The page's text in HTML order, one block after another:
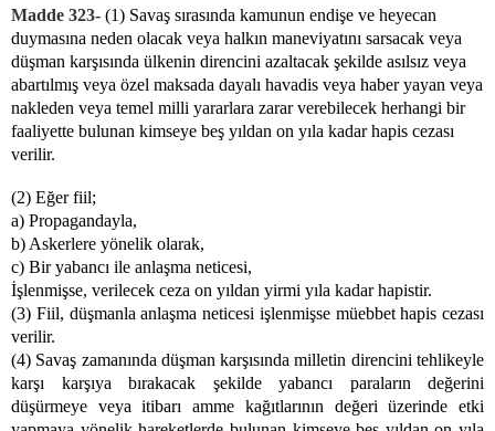
Madde 323- (1) Savaş sırasında kamunun endişe ve heyecan
duymasına neden olacak veya halkın maneviyatını sarsacak veya
düşman karşısında ülkenin direncini azaltacak şekilde asılsız veya
abartılmış veya özel maksada dayalı havadis veya haber yayan veya
nakleden veya temel milli yararlara zarar verebilecek herhangi bir
faaliyette bulunan kimseye beş yıldan on yıla kadar hapis cezası
verilir.
(2) Eğer fiil;
a) Propagandayla,
b) Askerlere yönelik olarak,
c) Bir yabancı ile anlaşma neticesi,
İşlenmişse, verilecek ceza on yıldan yirmi yıla kadar hapistir.
(3) Fiil, düşmanla anlaşma neticesi işlenmişse müebbet hapis cezası
verilir.
(4) Savaş zamanında düşman karşısında milletin direncini tehlikeyle
karşı karşıya bırakacak şekilde yabancı paraların değerini
düşürmeye veya itibarı amme kağıtlarının değeri üzerinde etki